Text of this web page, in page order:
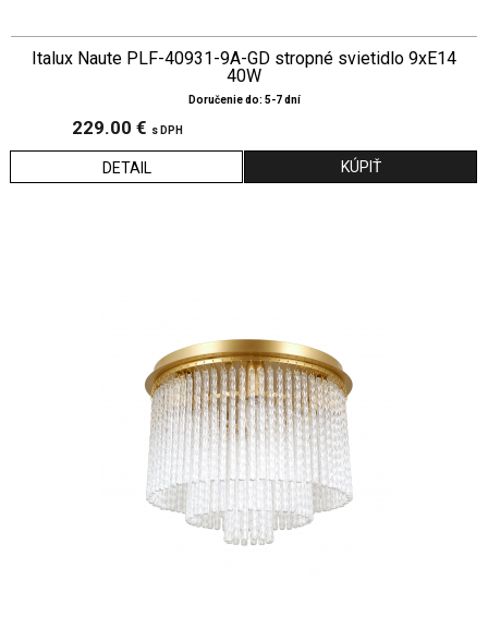
Italux Naute PLF-40931-9A-GD stropné svietidlo 9xE14
40W
Doručenie do: 5-7 dní
229.00 € s DPH
DETAIL